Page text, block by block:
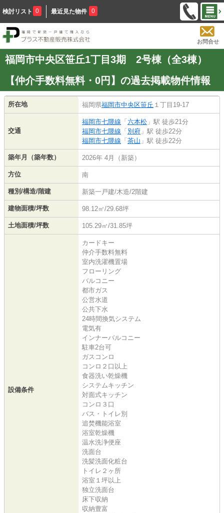
検討リスト 0 最近見た物件 0
お問合せ
福岡市中央区笹丘1丁目3期 2号棟（全3棟）
【仲介手数料無料・0円】の過去掲載物件情報
所在地 福岡県福岡市中央区笹丘 １丁目19-17
交通
福岡市七隈線 「 六本松 」駅 徒歩21分
福岡市七隈線 「 別府 」駅 徒歩22分
福岡市七隈線 「 茶山 」駅 徒歩22分
築年月（築年数） 2026年 4月（新築）
方位 南
種別/構造/階建 新築一戸建/木造/2階建
建物面積/坪数 98.12㎡/29.68坪
土地面積/坪数 105.29㎡/31.85坪
設備条件
カードキー
仲介手数料無料
室内洗濯機置場
フローリング
バルコニー
都市ガス
公営水道
公共下水
24時間換気システム
電気有
インナーバルコニー
駐車2台可
ガスコンロ
コンロ２口以上
食器洗い乾燥機
システムキッチン
対面式キッチン
コンロ３口
バス・トイレ別
追焚機能浴室
浴室乾燥機
温水洗浄便座
洗面台
洗髪洗面化粧台
トイレ２ヶ所
浴室１坪以上
独立洗面台
床下収納
収納豊富